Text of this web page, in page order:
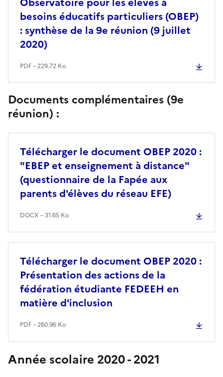
besoins éducatifs particuliers (OBEP)
: synthèse de la 9e réunion (9 juillet
2020)
PDF – 229.72 Ko
Documents complémentaires (9e
réunion) :
Télécharger le document OBEP 2020 :
"EBEP et enseignement à distance"
(questionnaire de la Fapée aux
parents d'élèves du réseau EFE)
DOCX – 31.65 Ko
Télécharger le document OBEP 2020 :
Présentation des actions de la
fédération étudiante FEDEEH en
matière d'inclusion
PDF – 260.96 Ko
Année scolaire 2020 - 2021